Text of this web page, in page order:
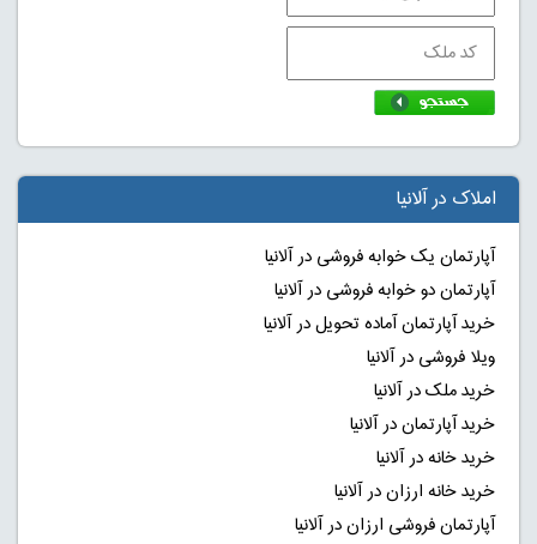
املاک در آلانیا
آپارتمان یک خوابه فروشی در آلانیا
آپارتمان دو خوابه فروشی در آلانیا
خرید آپارتمان آماده تحویل در آلانیا
ویلا فروشی در آلانیا
خرید ملک در آلانیا
خرید آپارتمان در آلانیا
خرید خانه در آلانیا
خرید خانه ارزان در آلانیا
آپارتمان فروشی ارزان در آلانیا